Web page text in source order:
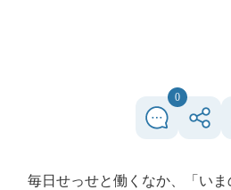
0
毎日せっせと働くなか、「い